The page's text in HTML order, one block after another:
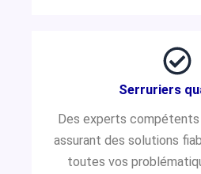
Serruriers
Des experts
assurant des solutions
toutes vos